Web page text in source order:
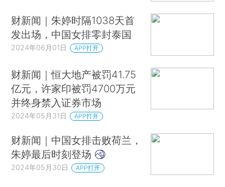
财新闻｜朱婷时隔1038天首
发出场，中国女排零封泰国
2024年06月01日 APP打开
财新闻｜恒大地产被罚41.75
亿元，许家印被罚4700万元
并终身禁入证券市场
2024年05月31日 APP打开
财新闻｜中国女排击败荷兰，
朱婷最后时刻登场
2024年05月30日 APP打开